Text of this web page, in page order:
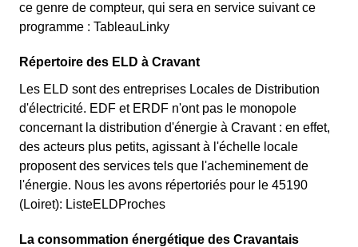
ce genre de compteur, qui sera en service suivant ce
programme : TableauLinky
Répertoire des ELD à Cravant
Les ELD sont des entreprises Locales de Distribution
d'électricité. EDF et ERDF n'ont pas le monopole
concernant la distribution d'énergie à Cravant : en effet,
des acteurs plus petits, agissant à l'échelle locale
proposent des services tels que l'acheminement de
l'énergie. Nous les avons répertoriés pour le 45190
(Loiret): ListeELDProches
La consommation énergétique des Cravantais